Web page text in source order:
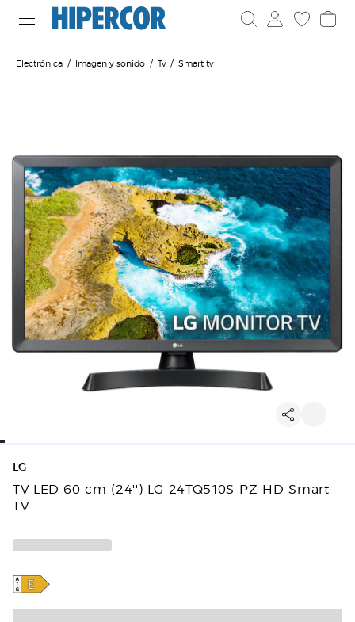
Electrónica Imagen y sonido Tv Smart tv
LG
TV LED 60 cm (24'') LG 24TQ510S-PZ HD Smart
TV